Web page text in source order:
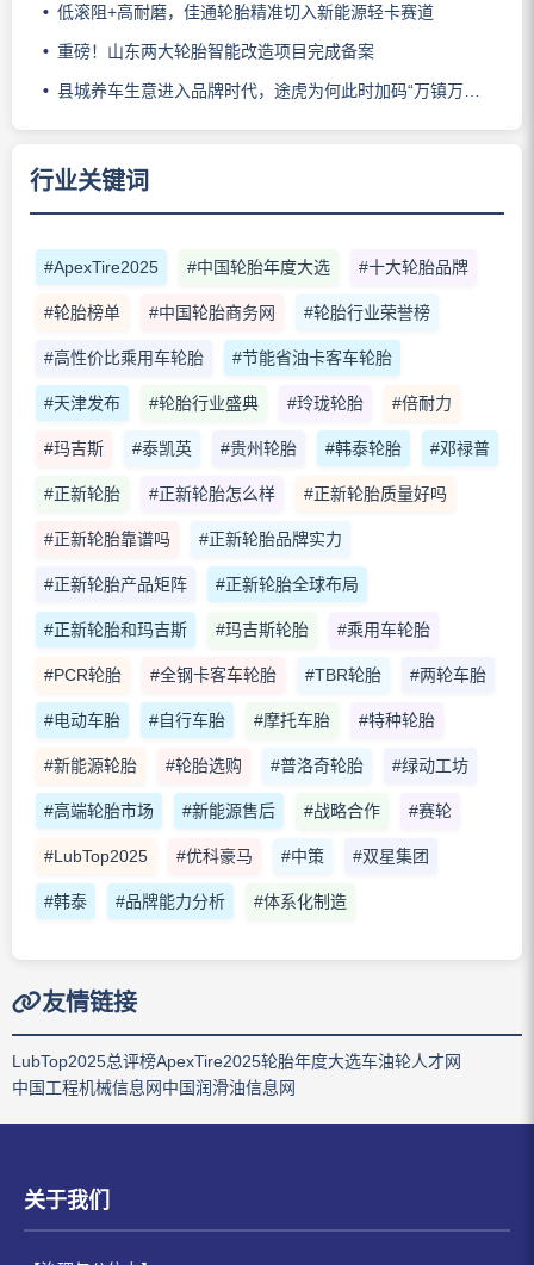
低滚阻+高耐磨，佳通轮胎精准切入新能源轻卡赛道
重磅！山东两大轮胎智能改造项目完成备案
县城养车生意进入品牌时代，途虎为何此时加码“万镇万店”？
行业关键词
#ApexTire2025 #中国轮胎年度大选 #十大轮胎品牌
#轮胎榜单 #中国轮胎商务网 #轮胎行业荣誉榜
#高性价比乘用车轮胎 #节能省油卡客车轮胎
#天津发布 #轮胎行业盛典 #玲珑轮胎 #倍耐力
#玛吉斯 #泰凯英 #贵州轮胎 #韩泰轮胎 #邓禄普
#正新轮胎 #正新轮胎怎么样 #正新轮胎质量好吗
#正新轮胎靠谱吗 #正新轮胎品牌实力
#正新轮胎产品矩阵 #正新轮胎全球布局
#正新轮胎和玛吉斯 #玛吉斯轮胎 #乘用车轮胎
#PCR轮胎 #全钢卡客车轮胎 #TBR轮胎 #两轮车胎
#电动车胎 #自行车胎 #摩托车胎 #特种轮胎
#新能源轮胎 #轮胎选购 #普洛奇轮胎 #绿动工坊
#高端轮胎市场 #新能源售后 #战略合作 #赛轮
#LubTop2025 #优科豪马 #中策 #双星集团
#韩泰 #品牌能力分析 #体系化制造
友情链接
LubTop2025总评榜ApexTire2025轮胎年度大选车油轮人才网
中国工程机械信息网中国润滑油信息网
关于我们